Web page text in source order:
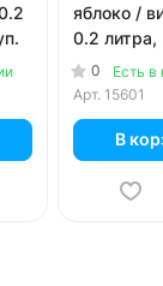
яблоко /
0.2 литра,
уп.0
Есть в
Арт. 15601
В